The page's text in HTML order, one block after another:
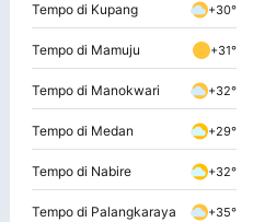
Tempo di Kupang +30°
Tempo di Mamuju +31°
Tempo di Manokwari +32°
Tempo di Medan +29°
Tempo di Nabire +32°
Tempo di Palangkaraya +35°